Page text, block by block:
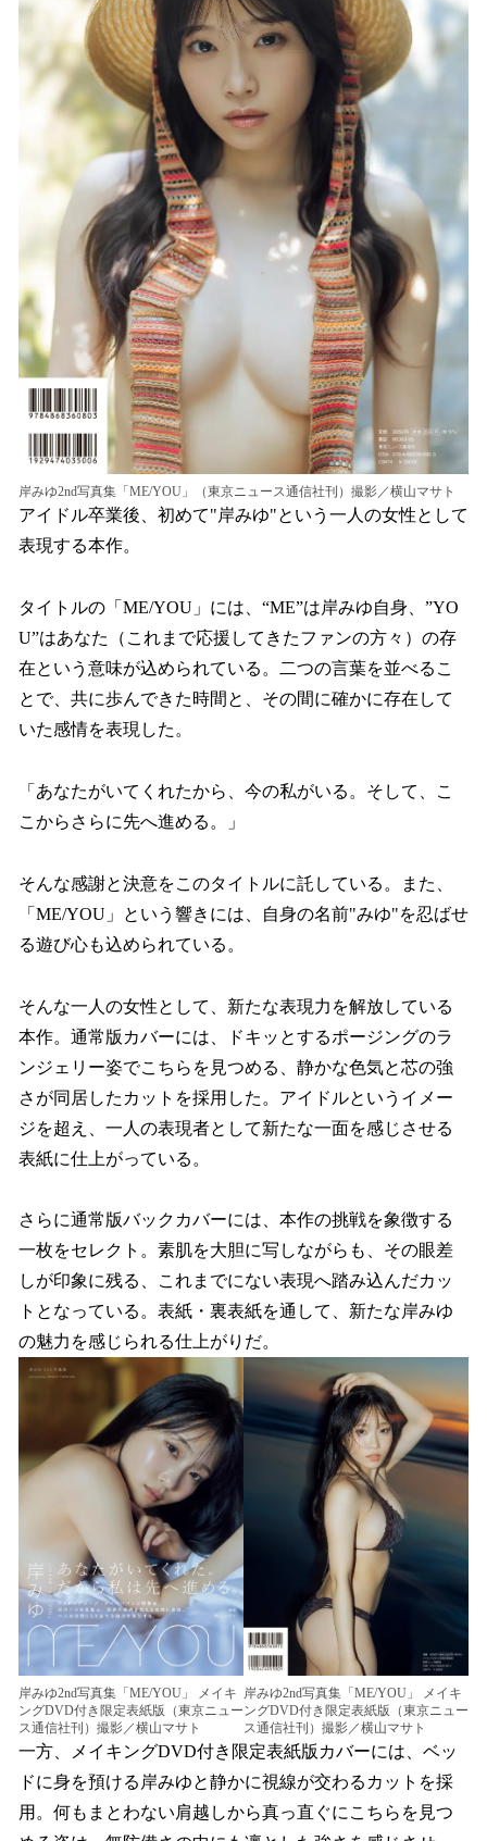
岸みゆ2nd写真集「ME/YOU」（東京ニュース通信社刊）撮影／横山マサト
アイドル卒業後、初めて"岸みゆ"という一人の女性として
表現する本作。
タイトルの「ME/YOU」には、“ME”は岸みゆ自身、”YO
U”はあなた（これまで応援してきたファンの方々）の存
在という意味が込められている。二つの言葉を並べるこ
とで、共に歩んできた時間と、その間に確かに存在して
いた感情を表現した。
「あなたがいてくれたから、今の私がいる。そして、こ
こからさらに先へ進める。」
そんな感謝と決意をこのタイトルに託している。また、
「ME/YOU」という響きには、自身の名前"みゆ"を忍ばせ
る遊び心も込められている。
そんな一人の女性として、新たな表現力を解放している
本作。通常版カバーには、ドキッとするポージングのラ
ンジェリー姿でこちらを見つめる、静かな色気と芯の強
さが同居したカットを採用した。アイドルというイメー
ジを超え、一人の表現者として新たな一面を感じさせる
表紙に仕上がっている。
さらに通常版バックカバーには、本作の挑戦を象徴する
一枚をセレクト。素肌を大胆に写しながらも、その眼差
しが印象に残る、これまでにない表現へ踏み込んだカッ
トとなっている。表紙・裏表紙を通して、新たな岸みゆ
の魅力を感じられる仕上がりだ。
岸みゆ2nd写真集「ME/YOU」 メイキ
ングDVD付き限定表紙版（東京ニュー
ス通信社刊）撮影／横山マサト
岸みゆ2nd写真集「ME/YOU」 メイキ
ングDVD付き限定表紙版（東京ニュー
ス通信社刊）撮影／横山マサト
一方、メイキングDVD付き限定表紙版カバーには、ベッ
ドに身を預ける岸みゆと静かに視線が交わるカットを採
用。何もまとわない肩越しから真っ直ぐにこちらを見つ